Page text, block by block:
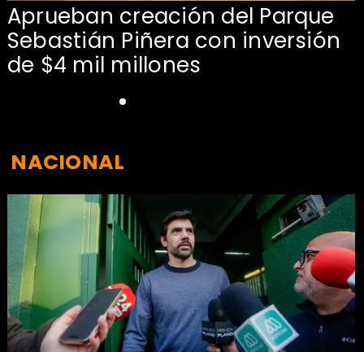
Aprueban creación del Parque
Sebastián Piñera con inversión
de $4 mil millones
NACIONAL